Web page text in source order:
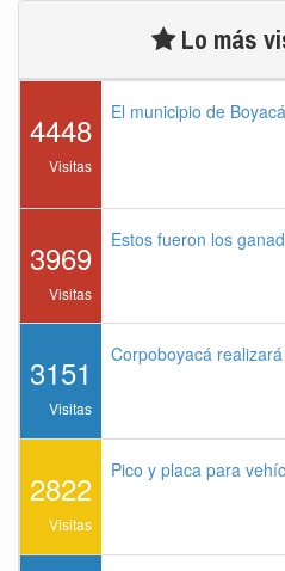
Lo más
4448
Visitas
El municipio de
3969
Visitas
Estos fueron los
3151
Visitas
Corpoboyacá
2822
Visitas
Pico y placa para